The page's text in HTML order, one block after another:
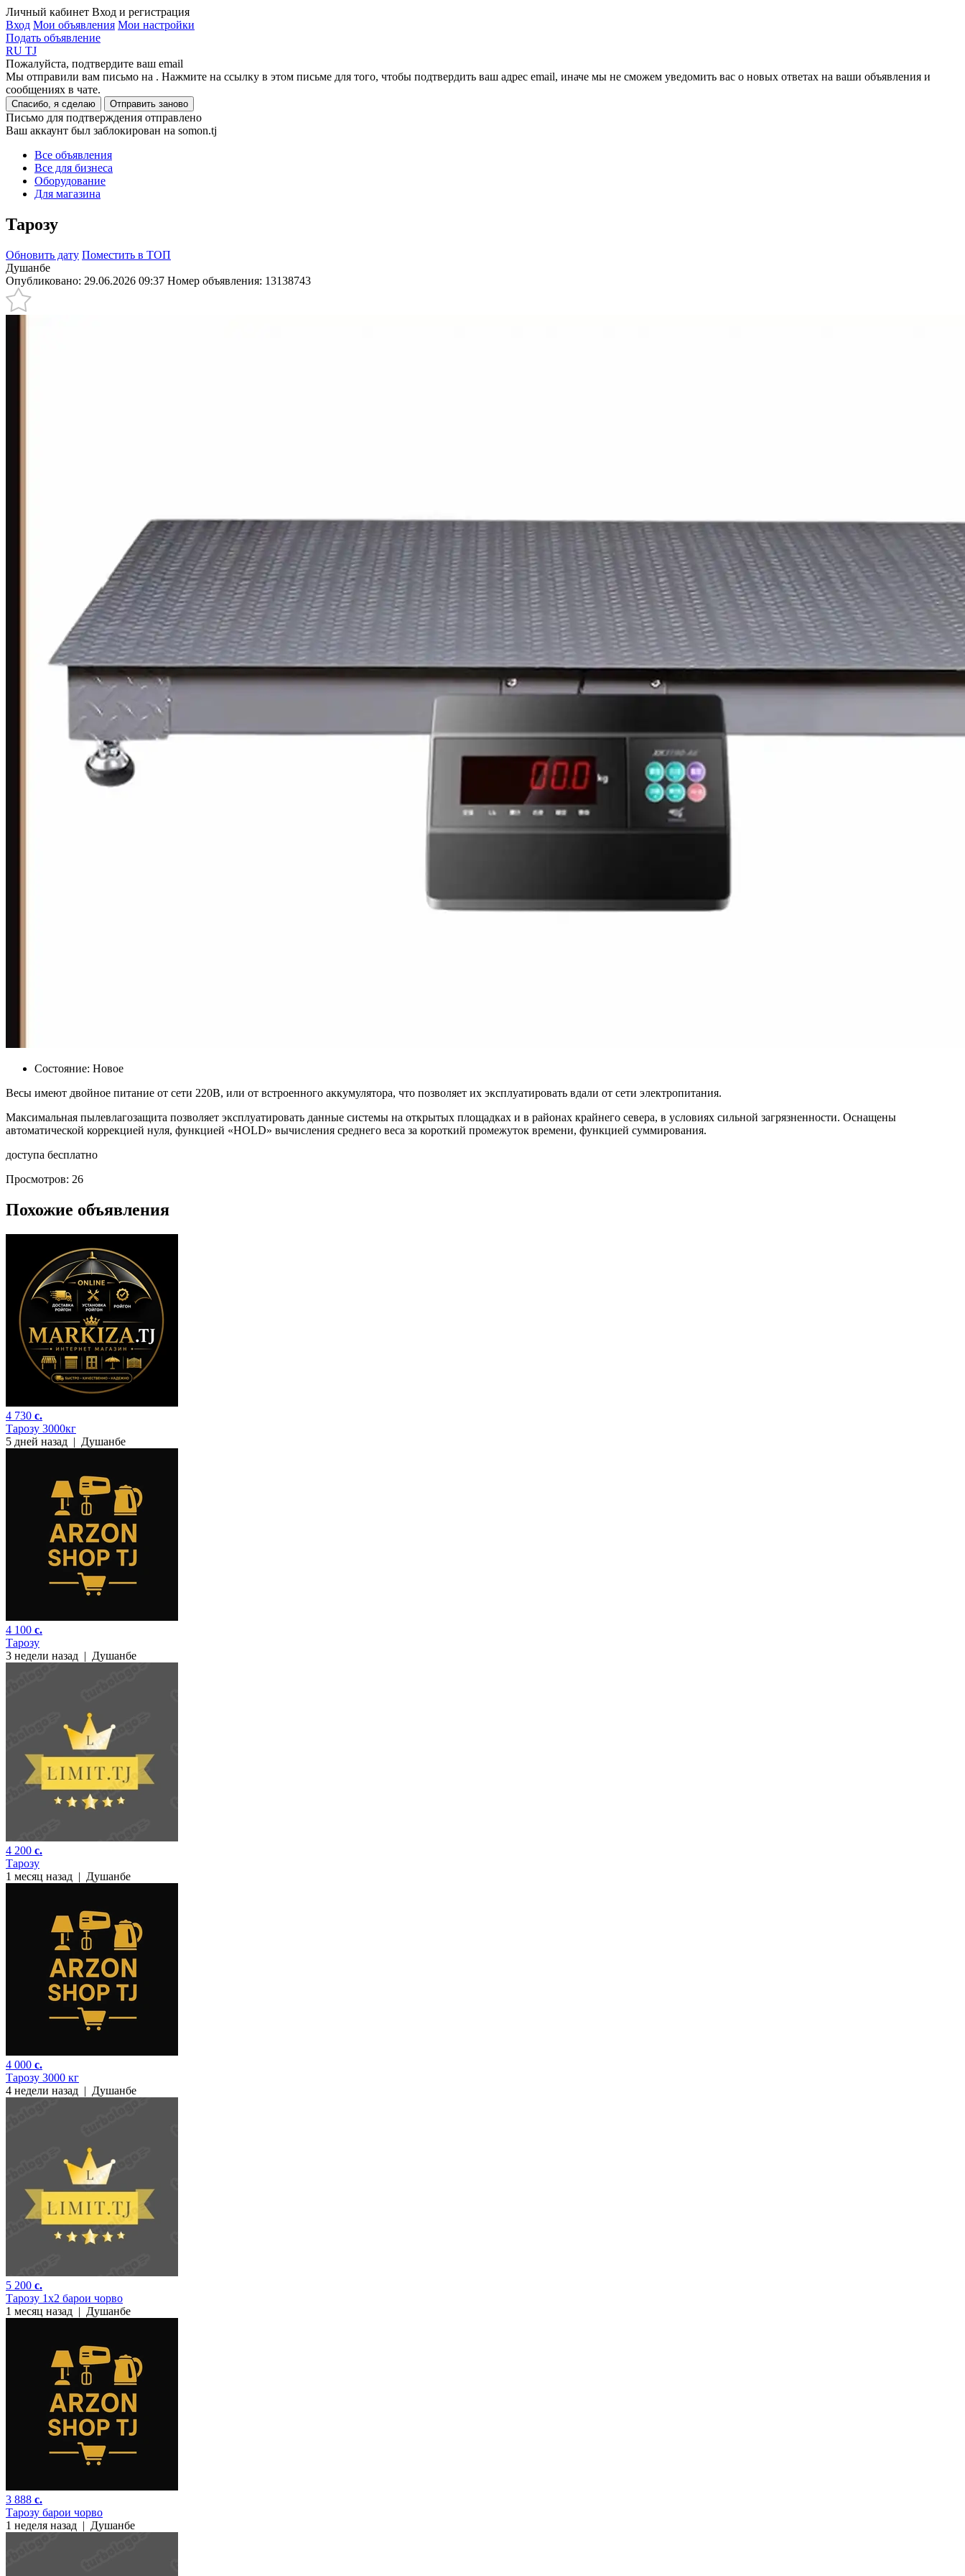
Личный кабинет Вход и регистрация
Вход Мои объявления Мои настройки
Подать объявление
RU TJ
Пожалуйста, подтвердите ваш email
Мы отправили вам письмо на . Нажмите на ссылку в этом письме для того, чтобы подтвердить ваш адрес email, иначе мы не сможем уведомить вас о новых ответах на ваши объявления и
сообщениях в чате.
Спасибо, я сделаю Отправить заново
Письмо для подтверждения отправлено
Ваш аккаунт был заблокирован на somon.tj
Все объявления
Все для бизнеса
Оборудование
Для магазина
Тарозу
Обновить дату Поместить в ТОП
Душанбе
Опубликовано: 29.06.2026 09:37 Номер объявления: 13138743
Состояние: Новое
Весы имеют двойное питание от сети 220В, или от встроенного аккумулятора, что позволяет их эксплуатировать вдали от сети электропитания.
Максимальная пылевлагозащита позволяет эксплуатировать данные системы на открытых площадках и в районах крайнего севера, в условиях сильной загрязненности. Оснащены
автоматической коррекцией нуля, функцией «HOLD» вычисления среднего веса за короткий промежуток времени, функцией суммирования.
доступа бесплатно
Просмотров: 26
Похожие объявления
4 730 c.
Тарозу 3000кг
5 дней назад | Душанбе
4 100 c.
Тарозу
3 недели назад | Душанбе
4 200 c.
Тарозу
1 месяц назад | Душанбе
4 000 c.
Тарозу 3000 кг
4 недели назад | Душанбе
5 200 c.
Тарозу 1х2 барои чорво
1 месяц назад | Душанбе
3 888 c.
Тарозу барои чорво
1 неделя назад | Душанбе